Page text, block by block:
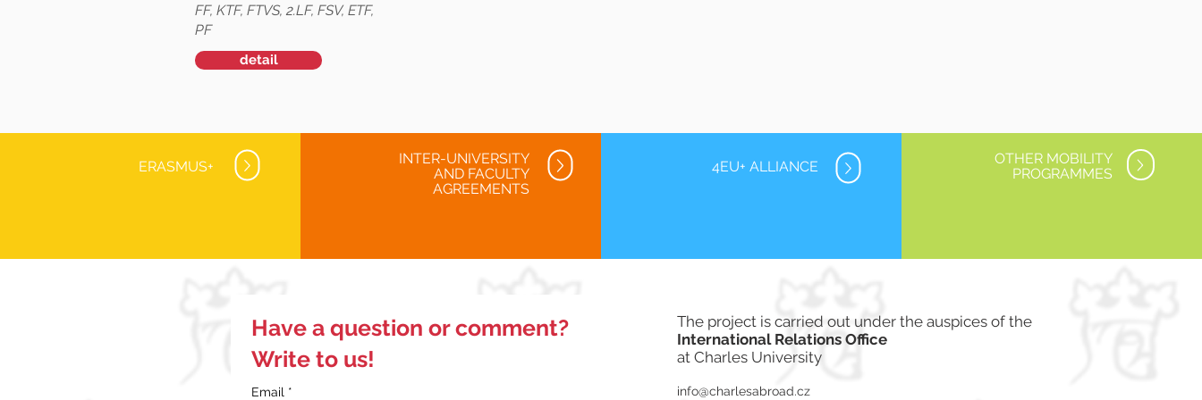
FF, KTF, FTVS, 2.LF, FSV, ETF,
PF
detail
ERASMUS+
INTER-UNIVERSITY
AND FACULTY
AGREEMENTS
4EU+ ALLIANCE
OTHER MOBILITY
PROGRAMMES
Have a question or comment?
Write to us!
Email
The project is carried out under the auspices of the
International Relations Office
at Charles University
info@charlesabroad.cz